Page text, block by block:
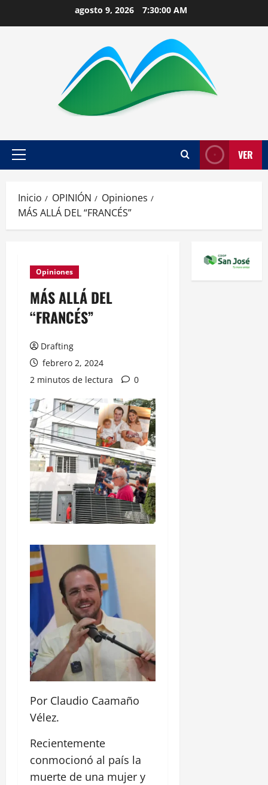
agosto 9, 2026 7:30:01 AM
Menú
VER
Inicio OPINIÓN
Opiniones
MÁS ALLÁ DEL “FRANCÉS”
Opiniones
MÁS ALLÁ DEL
“FRANCÉS”
Drafting
febrero 2, 2024
2 minutos de lectura
0
Por Claudio Caamaño
Vélez.
Recientemente
conmocionó al país la
muerte de una mujer y